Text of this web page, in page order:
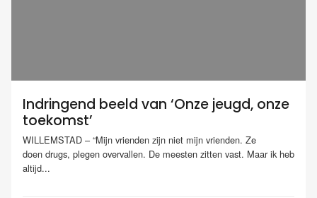
Indringend beeld van ‘Onze jeugd, onze
toekomst’
WILLEMSTAD – “Mijn vrienden zijn niet mijn vrienden. Ze
doen drugs, plegen overvallen. De meesten zitten vast. Maar ik heb
altijd...